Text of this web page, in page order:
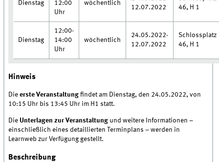
Dienstag
12:00
Uhr
wöchentlich
12.07.2022
46, H 1
Dienstag
12:00-
14:00
Uhr
wöchentlich
24.05.2022-
12.07.2022
Schlossplatz
46, H 1
Hinweis
Dieerste Veranstaltung findet am Dienstag, den 24.05.2022, von
10:15 Uhr bis 13:45 Uhr im H1 statt.
Die Unterlagen zur Veranstaltung und weitere Informationen –
einschließlich eines detaillierten Terminplans – werden in
Learnweb zur Verfügung gestellt.
Beschreibung